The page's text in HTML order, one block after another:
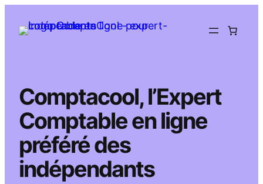
Comptacool, l’Expert
Comptable en ligne
préféré des
indépendants